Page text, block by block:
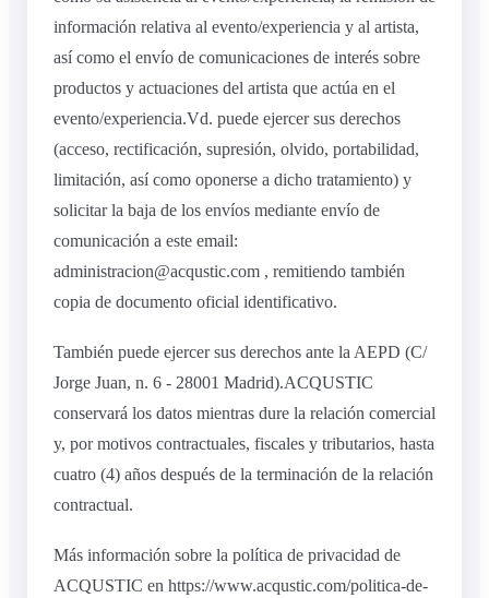
información relativa al evento/experiencia y al artista,
así como el envío de comunicaciones de interés sobre
productos y actuaciones del artista que actúa en el
evento/experiencia.Vd. puede ejercer sus derechos
(acceso, rectificación, supresión, olvido, portabilidad,
limitación, así como oponerse a dicho tratamiento) y
solicitar la baja de los envíos mediante envío de
comunicación a este email:
administracion@acqustic.com , remitiendo también
copia de documento oficial identificativo.
También puede ejercer sus derechos ante la AEPD (C/
Jorge Juan, n. 6 - 28001 Madrid).ACQUSTIC
conservará los datos mientras dure la relación comercial
y, por motivos contractuales, fiscales y tributarios, hasta
cuatro (4) años después de la terminación de la relación
contractual.
Más información sobre la política de privacidad de
ACQUSTIC en https://www.acqustic.com/politica-de-